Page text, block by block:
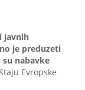
javnih
je preduzeti
nabavke
Evropske